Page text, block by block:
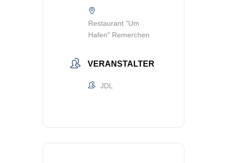
Restaurant "Um
Hafen" Remerchen
VERANSTALTER
JDL